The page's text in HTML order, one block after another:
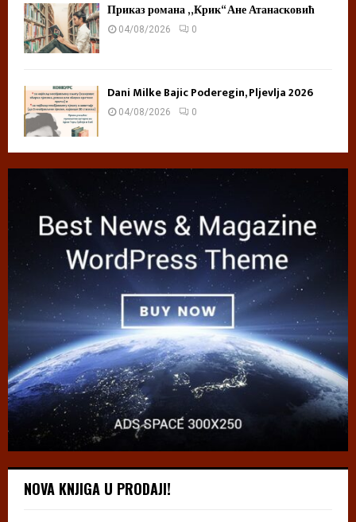
Приказ романа „Крик“ Ане Атанасковић
04/08/2026 0
Dani Milke Bajic Poderegin, Pljevlja 2026
04/08/2026 0
NOVA KNJIGA U PRODAJI!